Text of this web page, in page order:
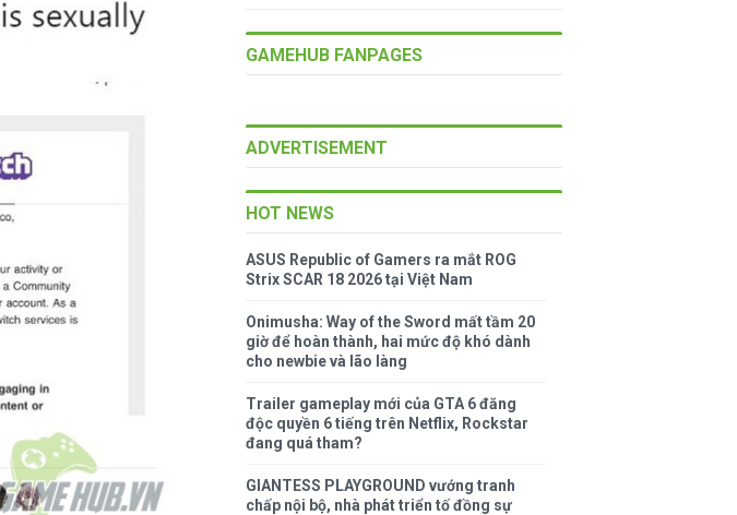
GAMEHUB FANPAGES
ADVERTISEMENT
HOT NEWS
ASUS Republic of Gamers ra mắt ROG
Strix SCAR 18 2026 tại Việt Nam
Onimusha: Way of the Sword mất tầm 20
giờ để hoàn thành, hai mức độ khó dành
cho newbie và lão làng
Trailer gameplay mới của GTA 6 đăng
độc quyền 6 tiếng trên Netflix, Rockstar
đang quá tham?
GIANTESS PLAYGROUND vướng tranh
chấp nội bộ, nhà phát triển tố đồng sự